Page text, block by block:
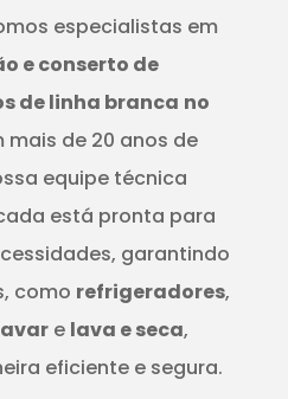
especialistas em
e conserto de
de linha branca no
mais de 20 anos de
equipe técnica
está pronta para
garantindo
como refrigeradores,
e lava e seca,
eficiente e segura.